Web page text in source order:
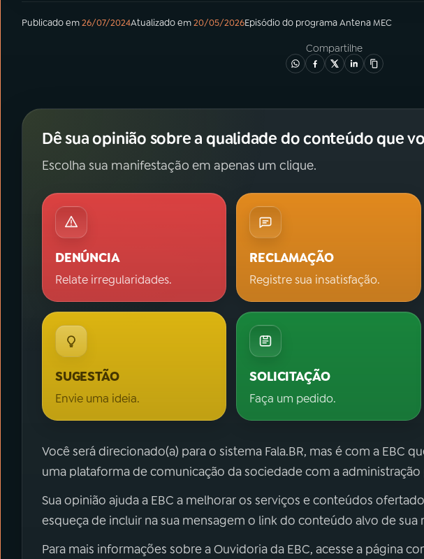
Publicado em26/07/2024Atualizado em20/05/2026Episódiodo programaAntena MEC
Compartilhe
Dê sua opinião sobre a qualidade do conteúdo que
Escolha sua manifestação em apenas um clique.
DENÚNCIA
Relate irregularidades.
RECLAMAÇÃO
Registre sua insatisfação.
SUGESTÃO
Envie uma ideia.
SOLICITAÇÃO
Faça um pedido.
Você será direcionado(a) para o sistema Fala.BR, mas é com a EBC
uma plataforma de comunicação da sociedade com a
Sua opinião ajuda a EBC a melhorar os serviços e conteúdos
esqueça de incluir na sua mensagem o link do conteúdo alvo de sua
Para mais informações sobre a Ouvidoria da EBC, acesse a página